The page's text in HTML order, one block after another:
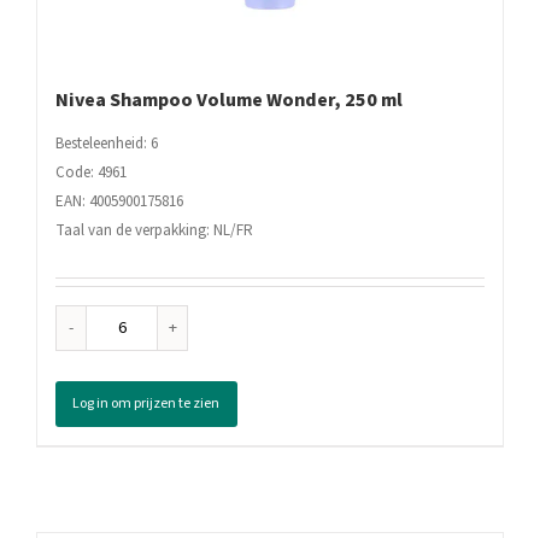
Nivea Shampoo Volume Wonder, 250 ml
Besteleenheid: 6
Code: 4961
EAN: 4005900175816
Taal van de verpakking: NL/FR
Nivea
Volume
Wonder,
250
Log in om prijzen te zien